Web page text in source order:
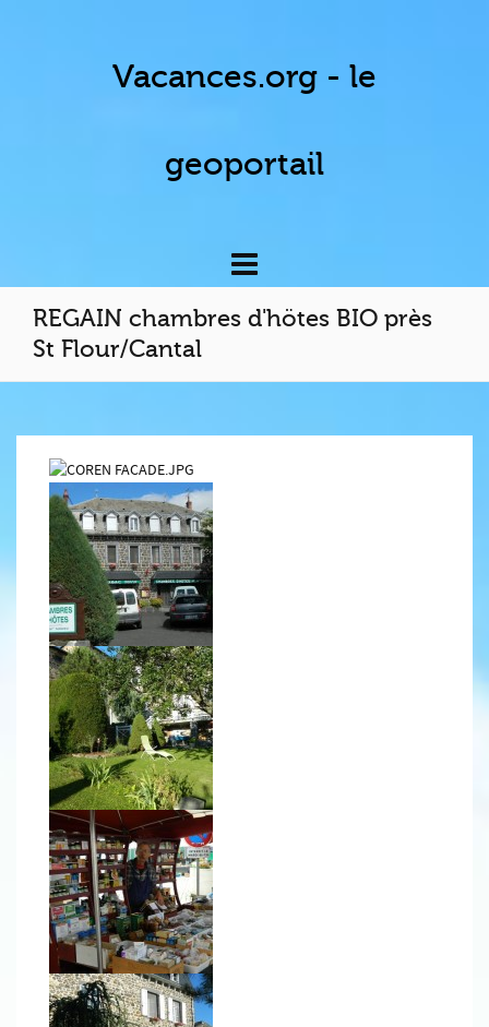
Vacances.org - le
geoportail
REGAIN chambres d'hötes BIO près
St Flour/Cantal